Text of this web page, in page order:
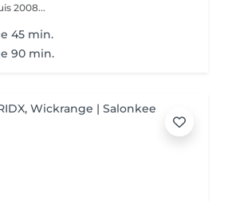
2008...
45 min.
90 min.